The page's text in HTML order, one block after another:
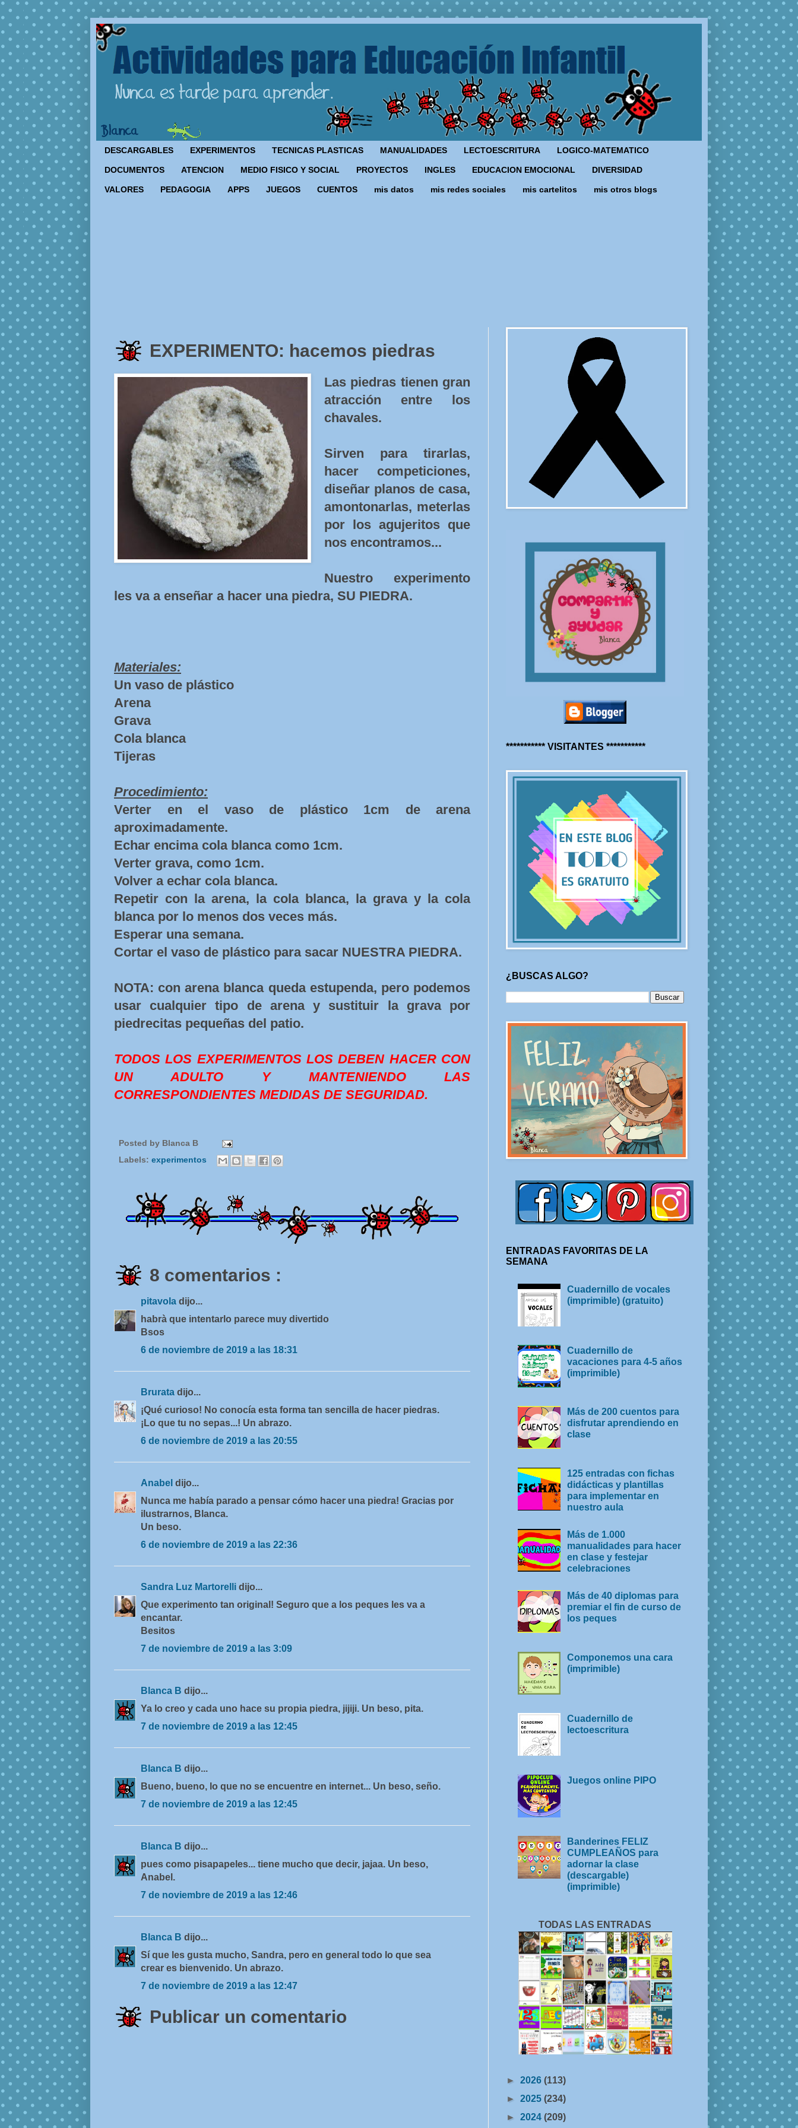
DESCARGABLES EXPERIMENTOS TECNICAS PLASTICAS MANUALIDADES LECTOESCRITURA LOGICO-MATEMATICO
DOCUMENTOS ATENCION MEDIO FISICO Y SOCIAL PROYECTOS INGLES EDUCACION EMOCIONAL DIVERSIDAD
VALORES PEDAGOGIA APPS JUEGOS CUENTOS mis datos mis redes sociales mis cartelitos mis otros blogs
EXPERIMENTO: hacemos piedras
Las piedras tienen gran
atracción entre los
chavales.
Sirven para tirarlas,
hacer competiciones,
diseñar planos de casa,
amontonarlas, meterlas
por los agujeritos que
nos encontramos...
Nuestro experimento
les va a enseñar a hacer una piedra, SU PIEDRA.
Materiales:
Un vaso de plástico
Arena
Grava
Cola blanca
Tijeras
Procedimiento:
Verter en el vaso de plástico 1cm de arena
aproximadamente.
Echar encima cola blanca como 1cm.
Verter grava, como 1cm.
Volver a echar cola blanca.
Repetir con la arena, la cola blanca, la grava y la cola
blanca por lo menos dos veces más.
Esperar una semana.
Cortar el vaso de plástico para sacar NUESTRA PIEDRA.
NOTA: con arena blanca queda estupenda, pero podemos
usar cualquier tipo de arena y sustituir la grava por
piedrecitas pequeñas del patio.
TODOS LOS EXPERIMENTOS LOS DEBEN HACER CON
UN ADULTO Y MANTENIENDO LAS
CORRESPONDIENTES MEDIDAS DE SEGURIDAD.
Posted by Blanca B
Labels: experimentos
8 comentarios :
pitavola dijo...
habrà que intentarlo parece muy divertido
Bsos
6 de noviembre de 2019 a las 18:31
Brurata dijo...
¡Qué curioso! No conocía esta forma tan sencilla de hacer piedras.
¡Lo que tu no sepas...! Un abrazo.
6 de noviembre de 2019 a las 20:55
Anabel dijo...
Nunca me había parado a pensar cómo hacer una piedra! Gracias por
ilustrarnos, Blanca.
Un beso.
6 de noviembre de 2019 a las 22:36
Sandra Luz Martorelli dijo...
Que experimento tan original! Seguro que a los peques les va a
encantar.
Besitos
7 de noviembre de 2019 a las 3:09
Blanca B dijo...
Ya lo creo y cada uno hace su propia piedra, jijiji. Un beso, pita.
7 de noviembre de 2019 a las 12:45
Blanca B dijo...
Bueno, bueno, lo que no se encuentre en internet... Un beso, seño.
7 de noviembre de 2019 a las 12:45
Blanca B dijo...
pues como pisapapeles... tiene mucho que decir, jajaa. Un beso,
Anabel.
7 de noviembre de 2019 a las 12:46
Blanca B dijo...
Sí que les gusta mucho, Sandra, pero en general todo lo que sea
crear es bienvenido. Un abrazo.
7 de noviembre de 2019 a las 12:47
Publicar un comentario
*********** VISITANTES ***********
¿BUSCAS ALGO?
ENTRADAS FAVORITAS DE LA
SEMANA
Cuadernillo de vocales
(imprimible) (gratuito)
Cuadernillo de
vacaciones para 4-5 años
(imprimible)
Más de 200 cuentos para
disfrutar aprendiendo en
clase
125 entradas con fichas
didácticas y plantillas
para implementar en
nuestro aula
Más de 1.000
manualidades para hacer
en clase y festejar
celebraciones
Más de 40 diplomas para
premiar el fin de curso de
los peques
Componemos una cara
(imprimible)
Cuadernillo de
lectoescritura
Juegos online PIPO
Banderines FELIZ
CUMPLEAÑOS para
adornar la clase
(descargable)
(imprimible)
TODAS LAS ENTRADAS
► 2026 (113)
► 2025 (234)
► 2024 (209)